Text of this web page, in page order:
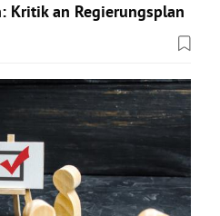
Kritik an Regierungsplan